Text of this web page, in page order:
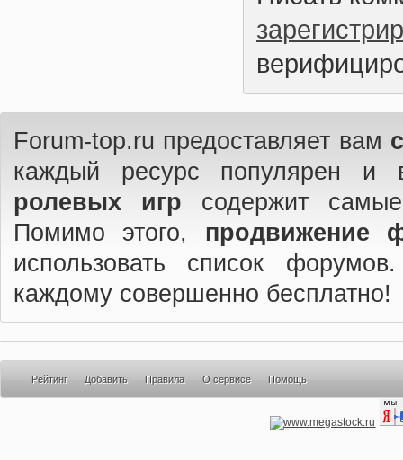
Forum-top.ru предоставляет вам
каждый ресурс популярен
ролевых игр содержит
Помимо этого, продвижение
использовать список
каждому совершенно бесплатно!
Рейтинг Добавить Правила О сервисе Помощь